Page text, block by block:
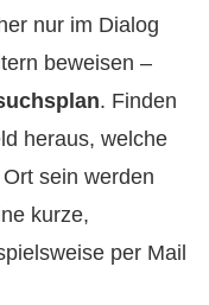
nur im Dialog
beweisen –
. Finden
heraus, welche
sein werden
kurze,
per Mail